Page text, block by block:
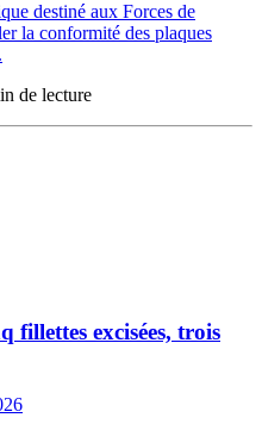
destiné aux Forces de
la conformité des plaques
de lecture
fillettes excisées, trois